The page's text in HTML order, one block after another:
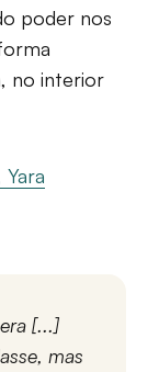
poder nos
no interior
[...]
mas